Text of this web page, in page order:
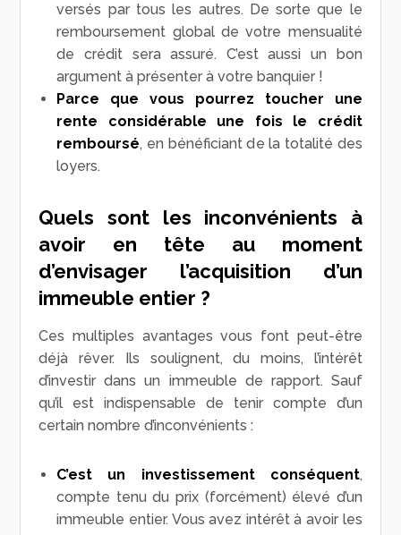
versés par tous les autres. De sorte que le
remboursement global de votre mensualité
de crédit sera assuré. C’est aussi un bon
argument à présenter à votre banquier !
Parce que vous pourrez toucher une
rente considérable une fois le crédit
remboursé, en bénéficiant de la totalité des
loyers.
Quels sont les inconvénients à
avoir en tête au moment
d’envisager l’acquisition d’un
immeuble entier ?
Ces multiples avantages vous font peut-être
déjà rêver. Ils soulignent, du moins, l’intérêt
d’investir dans un immeuble de rapport. Sauf
qu’il est indispensable de tenir compte d’un
certain nombre d’inconvénients :
C’est un investissement conséquent,
compte tenu du prix (forcément) élevé d’un
immeuble entier. Vous avez intérêt à avoir les